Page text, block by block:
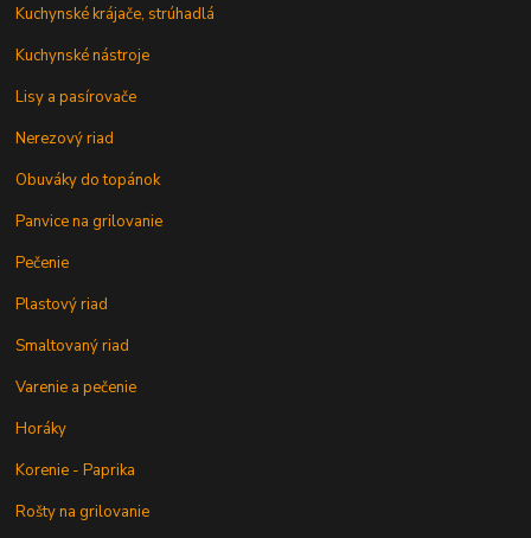
Kuchynské krájače, strúhadlá
Kuchynské nástroje
Lisy a pasírovače
Nerezový riad
Obuváky do topánok
Panvice na grilovanie
Pečenie
Plastový riad
Smaltovaný riad
Varenie a pečenie
Horáky
Korenie - Paprika
Rošty na grilovanie